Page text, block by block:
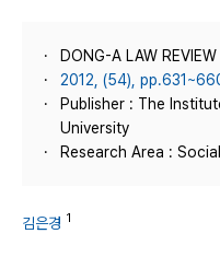
DONG-A LAW REVIEW
2012, (54),
Publisher : The
University
Research Area :
김은경 1